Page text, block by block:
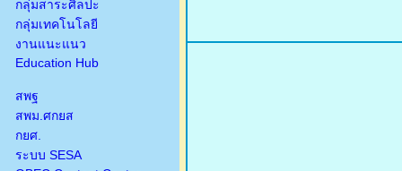
กลุ่มสาระศิลปะ
กลุ่มเทคโนโลยี
งานแนะแนว
Education Hub
สพฐ
สพม.ศกยส
กยศ.
ระบบ SESA